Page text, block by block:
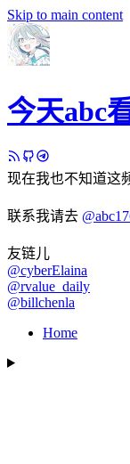
Skip to main content
今天abc
现在我也不知道这
联系我请去
友链儿
@cyberElaina
@rvalue_daily
@billchenla
Home